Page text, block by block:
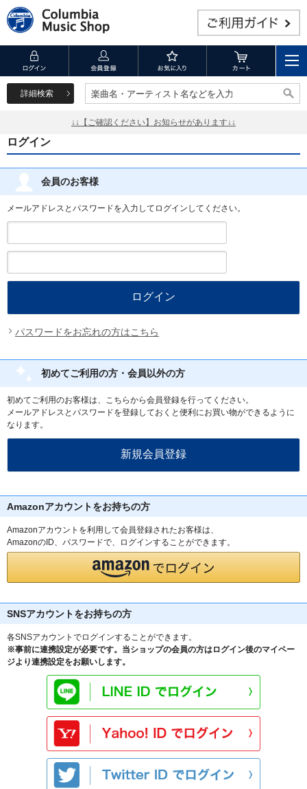
詳細検索 楽曲名・アーティスト名などを入力
楽曲名・アーティスト名などを入力
↓↓【ご確認ください】お知らせがあります↓↓
ログイン
会員のお客様
メールアドレスとパスワードを入力してログインしてください。
パスワードをお忘れの方はこちら
初めてご利用の方・会員以外の方
初めてご利用のお客様は、こちらから会員登録を行ってください。
メールアドレスとパスワードを登録しておくと便利にお買い物ができるように
なります。
Amazonアカウントをお持ちの方
Amazonアカウントを利用して会員登録されたお客様は、
AmazonのID、パスワードで、ログインすることができます。
SNSアカウントをお持ちの方
各SNSアカウントでログインすることができます。
※事前に連携設定が必要です。当ショップの会員の方はログイン後のマイペー
ジより連携設定をお願いします。